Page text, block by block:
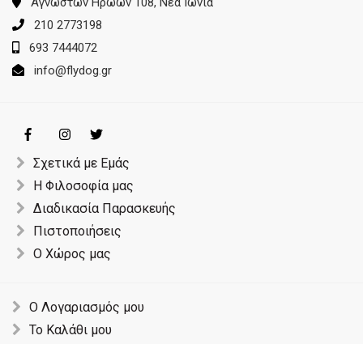
210 2773198
693 7444072
info@flydog.gr
Σχετικά με Εμάς
Η Φιλοσοφία μας
Διαδικασία Παρασκευής
Πιστοποιήσεις
Ο Χώρος μας
Ο Λογαριασμός μου
Το Καλάθι μου